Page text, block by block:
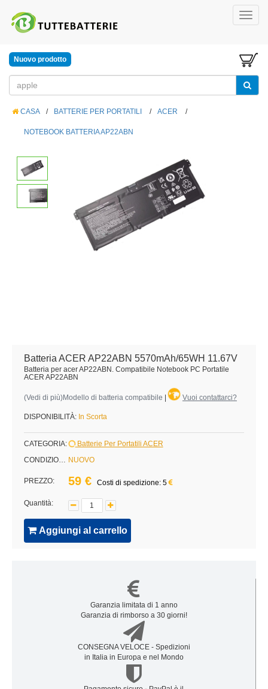
Nuovo prodotto
CASA / BATTERIE PER PORTATILI / ACER /
NOTEBOOK BATTERIA AP22ABN
Batteria ACER AP22ABN 5570mAh/65WH 11.67V
Batteria per acer AP22ABN. Compatibile Notebook PC Portatile
ACER AP22ABN
(Vedi di più)Modello di batteria compatibile Vuoi contattarci?
DISPONIBILITÀ: In Scorta
CATEGORIA:
Batterie Per Portatili ACER
CONDIZIONE: NUOVO
PREZZO: 59 € Costi di spedizione: 5
Quantità:
Aggiungi al carrello
Garanzia limitata di 1 anno
Garanzia di rimborso a 30 giorni!
CONSEGNA VELOCE - Spedizioni
in Italia in Europa e nel Mondo